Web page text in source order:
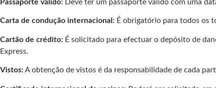
Passaporte válido: Deve ter um passaporte válido com uma
Carta de condução internacional: É obrigatório para todos os
Cartão de crédito: É solicitado para efectuar o depósito de
Express.
Vistos:A obtenção de vistos é da responsabilidade de cada